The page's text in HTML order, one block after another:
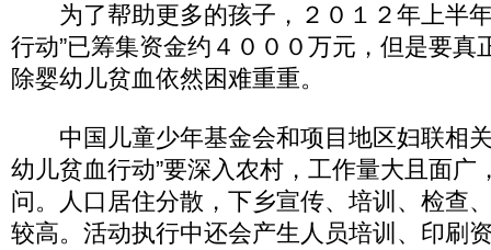
为了帮助更多的孩子，２０１２年上半年
行动”已筹集资金约４０００万元，但是要真
除婴幼儿贫血依然困难重重。
中国儿童少年基金会和项目地区妇联相关
幼儿贫血行动”要深入农村，工作量大且面广
问。人口居住分散，下乡宣传、培训、检查
较高。活动执行中还会产生人员培训、印刷